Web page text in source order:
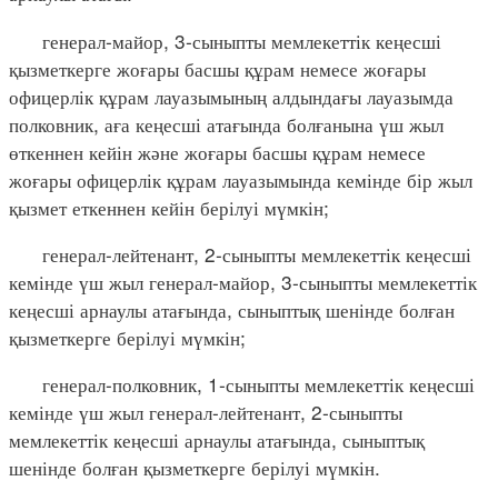
генерал-майор, 3-сыныпты мемлекеттік кеңесші
қызметкерге жоғары басшы құрам немесе жоғары
офицерлік құрам лауазымының алдындағы лауазымда
полковник, аға кеңесші атағында болғанына үш жыл
өткеннен кейін және жоғары басшы құрам немесе
жоғары офицерлік құрам лауазымында кемінде бір жыл
қызмет еткеннен кейін берілуі мүмкін;
генерал-лейтенант, 2-сыныпты мемлекеттік кеңесші
кемінде үш жыл генерал-майор, 3-сыныпты мемлекеттік
кеңесші арнаулы атағында, сыныптық шенінде болған
қызметкерге берілуі мүмкін;
генерал-полковник, 1-сыныпты мемлекеттік кеңесші
кемінде үш жыл генерал-лейтенант, 2-сыныпты
мемлекеттік кеңесші арнаулы атағында, сыныптық
шенінде болған қызметкерге берілуі мүмкін.